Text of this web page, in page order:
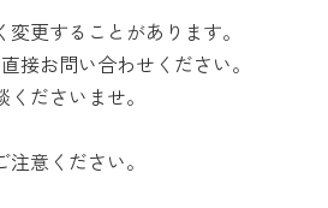
更することがあります。
お問い合わせください。
ださいませ。
意ください。